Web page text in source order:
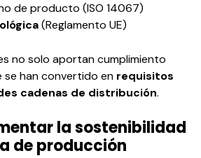
de producto (ISO 14067)
(Reglamento UE)
no solo aportan cumplimiento
se han convertido en requisitos
cadenas de distribución.
la sostenibilidad
de producción